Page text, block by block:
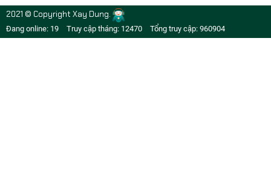
2021 © Copyright Xay Dung.
Đang online: 19 Truy cập tháng: 12470 Tổng truy cập: 960904